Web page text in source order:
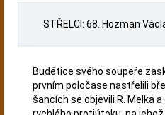
STŘELCI: 68. Hozman
Budětice svého soupeře
prvním poločase nastřelili
šancích se objevili R. Melka